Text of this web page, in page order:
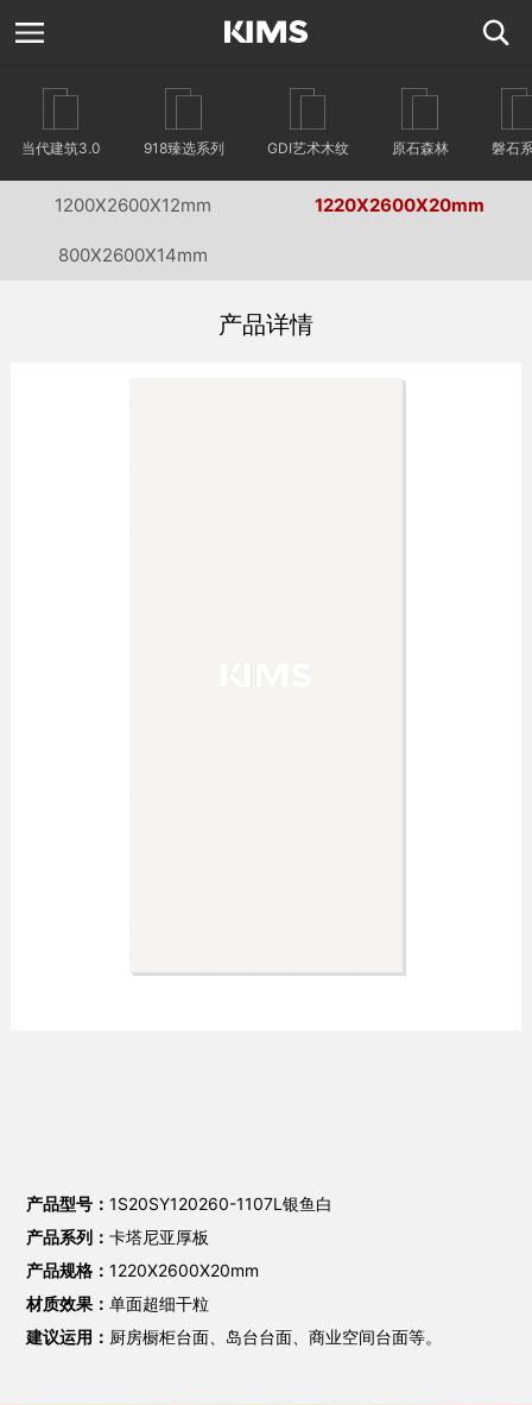
当代建筑3.0 918臻选系列 GDI艺术木纹 原石森林 磐石
1200X2600X12mm 1220X2600X20mm
800X2600X14mm
产品详情
产品型号：1S20SY120260-1107L银鱼白
产品系列：卡塔尼亚厚板
产品规格：1220X2600X20mm
材质效果：单面超细干粒
建议运用： 厨房橱柜台面、岛台台面、商业空间台面等。